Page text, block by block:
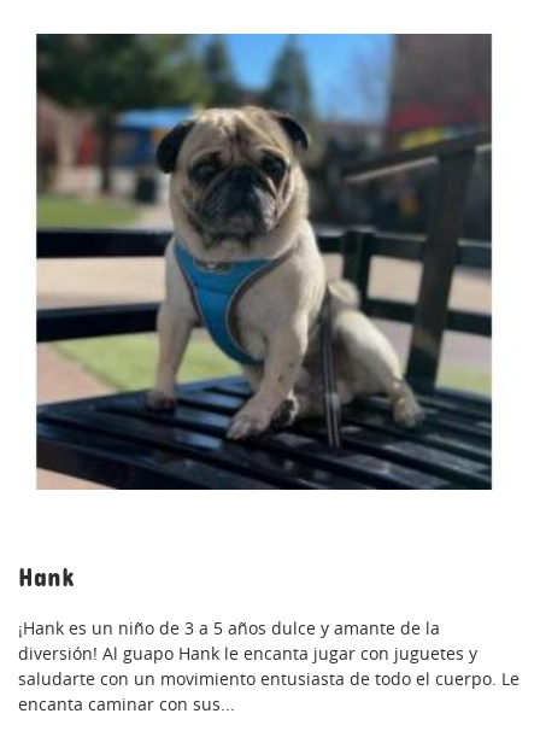
Hank
¡Hank es un niño de 3 a 5 años dulce y amante de la
diversión! Al guapo Hank le encanta jugar con juguetes y
saludarte con un movimiento entusiasta de todo el cuerpo. Le
encanta caminar con sus...